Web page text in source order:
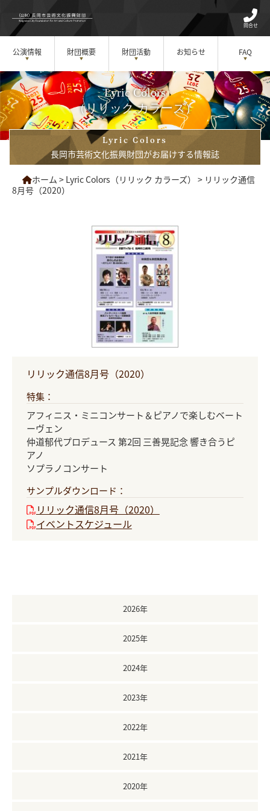
問合せ
公演情報 財団概要 財団活動 お知らせ FAQ
Lyric Colors
（リリック カラーズ）
Lyric Colors
長岡市芸術文化振興財団がお届けする情報誌
ホーム > Lyric Colors（リリック カラーズ） > リリック通信
8月号（2020）
リリック通信8月号（2020）
特集：
アフィニス・ミニコンサート＆ピアノで楽しむベート
ーヴェン
仲道郁代プロデュース 第2回 三善晃記念 響き合うピ
アノ
ソプラノコンサート
サンプルダウンロード：
リリック通信8月号（2020）
イベントスケジュール
2026年
2025年
2024年
2023年
2022年
2021年
2020年